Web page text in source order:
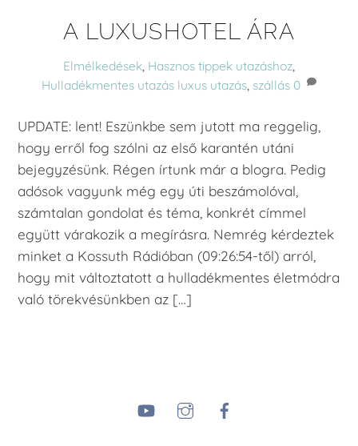
A LUXUSHOTEL ÁRA
Elmélkedések Hasznos tippek utazáshoz
Hulladékmentes utazás luxus utazás, szállás 0
UPDATE: lent! Eszünkbe sem jutott ma reggelig,
hogy erről fog szólni az első karantén utáni
bejegyzésünk. Régen írtunk már a blogra. Pedig
adósok vagyunk még egy úti beszámolóval,
számtalan gondolat és téma, konkrét címmel
együtt várakozik a megírásra. Nemrég kérdeztek
minket a Kossuth Rádióban (09:26:54-től) arról,
hogy mit változtatott a hulladékmentes életmódra
való törekvésünkben az […]
YouTube Instagram